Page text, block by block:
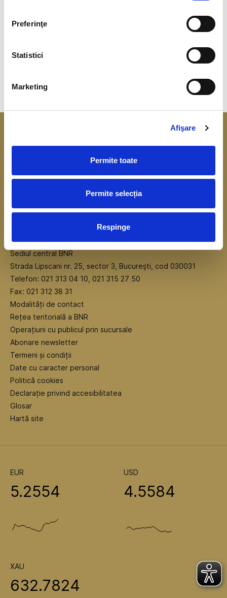
Preferinţe
Statistici
Marketing
Afişare
Permite toate
Permite selecția
Respinge
Sediul central BNR
Strada Lipscani nr. 25, sector 3, Bucureşti, cod 030031
Telefon: 021 313 04 10, 021 315 27 50
Fax: 021 312 38 31
Modalități de contact
Rețea teritorială a BNR
Operațiuni cu publicul prin sucursale
Abonare newsletter
Termeni și condiții
Date cu caracter personal
Politică cookies
Declarație privind accesibilitatea
Glosar
Hartă site
EUR
5.2554
USD
4.5584
XAU
632.7824